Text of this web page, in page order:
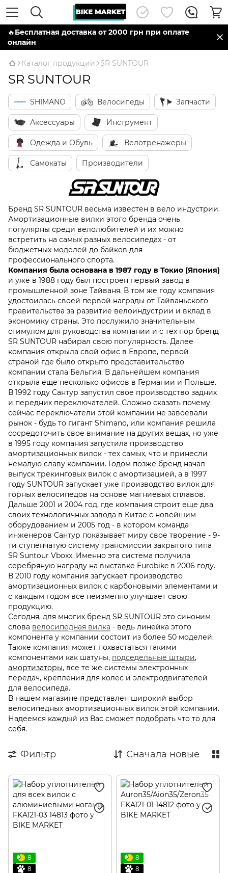
🔥Бесплатная доставка от 2000 грн при оплате
онлайн
Каталог продукции SR SUNTOUR
SR SUNTOUR
SHIMANO Велосипеды Запчасти
Аксессуары Инструмент
Одежда и Обувь Велотренажеры
Самокаты Производители
Бренд SR SUNTOUR весьма известен в вело индустрии.
Амортизационные вилки этого бренда очень
популярны среди велолюбителей и их можно
встретить на самых разных велосипедах - от
бюджетных моделей до байков для
профессионального спорта.
Компания была основана в 1987 году в Токио (Япония)
и уже в 1988 году был построен первый завод в
промышленной зоне Тайваня. В том же году компания
удостоилась своей первой награды от Тайваньского
правительства за развитие велоиндустрии и вклад в
экономику страны. Это послужило значительным
стимулом для руководства компании и с тех пор бренд
SR SUNTOUR набирал свою популярность. Далее
компания открыла свой офис в Европе, первой
страной где было открыто представительство
компании стала Бельгия. В дальнейшем компания
открыла еще несколько офисов в Германии и Польше.
В 1992 году Сантур запустил свое производство задних
и передних переключателей. Сложно сказать почему
сейчас переключатели этой компании не завоевали
рынок - будь то гигант Shimano, или компания решила
сосредоточить свое внимание на других вещах, но уже
в 1995 году компания запустила производство
амортизационных вилок - тех самых, что и принесли
немалую славу компании. Годом позже бренд начал
выпуск трекинговых вилок с амортизацией, а в 1997
году SUNTOUR запускает уже производство вилок для
горных велосипедов на основе магниевых сплавов.
Дальше 2001 и 2004 год, где компания строит еще два
своих технологичных завода в Китае с новейшим
оборудованием и 2005 год - в котором команда
инженеров Сантур показывает миру свое творение - 9-
ти ступенчатую систему трансмиссии закрытого типа
SR Suntour Vboxx. Именно эта система получила
серебряную награду на выставке Eurobike в 2006 году.
В 2010 году компания запускает производство
амортизационных вилок с карбоновыми элементами и
с каждым годом все неизменно улучшает свою
продукцию.
Сегодня, для многих бренд SR SUNTOUR это синоним
слова велосипедная вилка - ведь линейка этого
компонента у компании состоит из более 50 моделей.
Также компания может похвастаться такими
компонентами как шатуны, подседельные штыри,
амортизаторы, все те же системы электронных
передач, крепления для колес и электродвигателей
для велосипеда.
В нашем магазине представлен широкий выбор
велосипедных амортизационных вилок этой компании.
Надеемся каждый из Вас сможет подобрать что то для
себя.
Фильтр Сначала новые
8
8
8
8